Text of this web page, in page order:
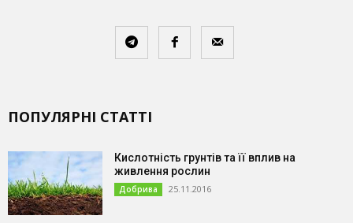
ПОПУЛЯРНІ СТАТТІ
Кислотність грунтів та її вплив на
живлення рослин
Добрива 25.11.2016